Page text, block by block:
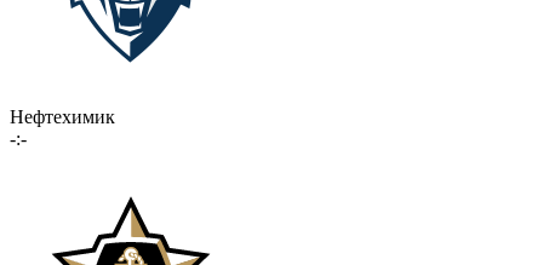
Нефтехимик
-:-